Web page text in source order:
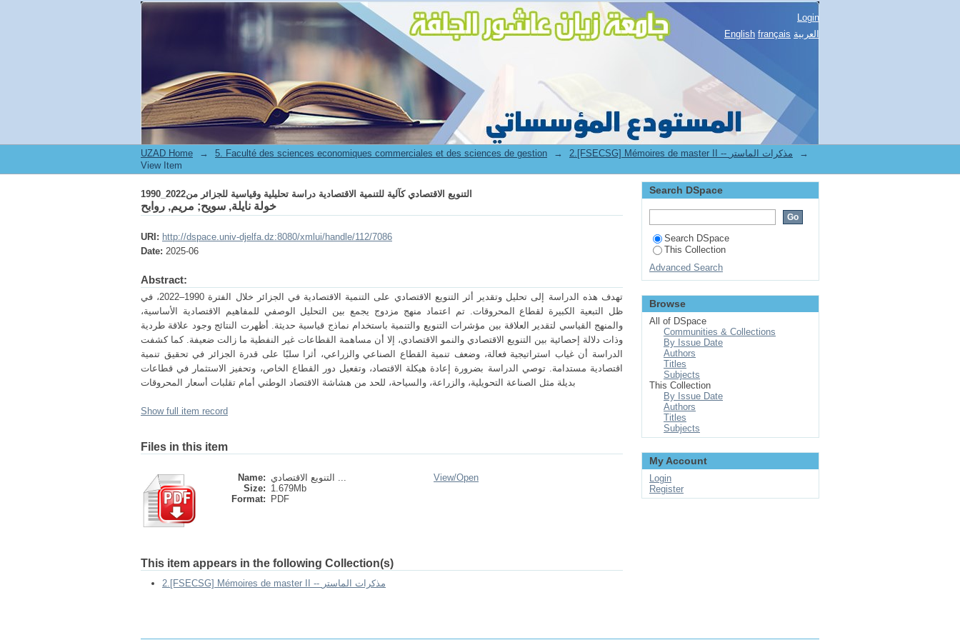
التنويع الاقتصادي كآلية للتنمية الاقتصادية دراسة تحليلية وقياسية للجزائر من2022_1990
Login
English français العربية
UZAD Home → 5. Faculté des sciences economiques commerciales et des sciences de gestion → 2.[FSECSG] Mémoires de master II -- مذكرات الماستر
→
View Item
التنويع الاقتصادي كآلية للتنمية الاقتصادية دراسة تحليلية وقياسية للجزائر من2022_1990
خولة نايلة, سويح; مريم, روابح
URI: http://dspace.univ-djelfa.dz:8080/xmlui/handle/112/7086
Date: 2025-06
Abstract:
تهدف هذه الدراسة إلى تحليل وتقدير أثر التنويع الاقتصادي على التنمية الاقتصادية في الجزائر خلال الفترة 1990–2022، في
ظل التبعية الكبيرة لقطاع المحروقات. تم اعتماد منهج مزدوج يجمع بين التحليل الوصفي للمفاهيم الاقتصادية الأساسية،
والمنهج القياسي لتقدير العلاقة بين مؤشرات التنويع والتنمية باستخدام نماذج قياسية حديثة. أظهرت النتائج وجود علاقة طردية
وذات دلالة إحصائية بين التنويع الاقتصادي والنمو الاقتصادي، إلا أن مساهمة القطاعات غير النفطية ما زالت ضعيفة. كما كشفت
الدراسة أن غياب استراتيجية فعالة، وضعف تنمية القطاع الصناعي والزراعي، أثرا سلبًا على قدرة الجزائر في تحقيق تنمية
اقتصادية مستدامة. توصي الدراسة بضرورة إعادة هيكلة الاقتصاد، وتفعيل دور القطاع الخاص، وتحفيز الاستثمار في قطاعات
بديلة مثل الصناعة التحويلية، والزراعة، والسياحة، للحد من هشاشة الاقتصاد الوطني أمام تقلبات أسعار المحروقات
Show full item record
Files in this item
Name:
التنويع الاقتصادي ...
Size: 1.679Mb
Format:
PDF
View/Open
This item appears in the following Collection(s)
2.[FSECSG] Mémoires de master II -- مذكرات الماستر
Search DSpace
Search DSpace
This Collection
Advanced Search
Browse
All of DSpace
Communities & Collections
By Issue Date
Authors
Titles
Subjects
This Collection
By Issue Date
Authors
Titles
Subjects
My Account
Login
Register